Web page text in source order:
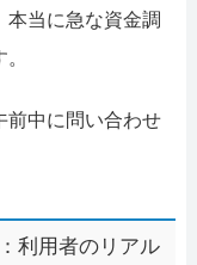
本当に急な資金調
前中に問い合わせ
利用者のリアル